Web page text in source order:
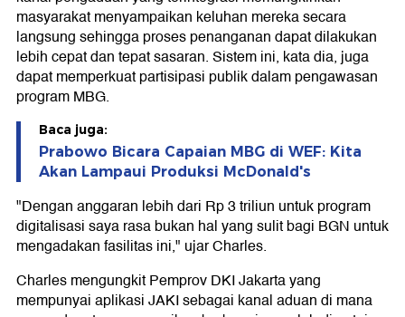
masyarakat menyampaikan keluhan mereka secara
langsung sehingga proses penanganan dapat dilakukan
lebih cepat dan tepat sasaran. Sistem ini, kata dia, juga
dapat memperkuat partisipasi publik dalam pengawasan
program MBG.
Baca juga:
Prabowo Bicara Capaian MBG di WEF: Kita
Akan Lampaui Produksi McDonald's
"Dengan anggaran lebih dari Rp 3 triliun untuk program
digitalisasi saya rasa bukan hal yang sulit bagi BGN untuk
mengadakan fasilitas ini," ujar Charles.
Charles mengungkit Pemprov DKI Jakarta yang
mempunyai aplikasi JAKI sebagai kanal aduan di mana